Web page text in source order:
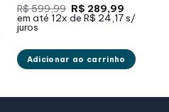
R$599,99 O
preço
original
R$ 289,99O
preço
atual
em até 12x de R$ 24,17s/
juros
Adicionar ao carrinho